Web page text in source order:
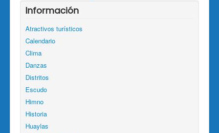
Información
Atractivos turísticos
Calendario
Clima
Danzas
Distritos
Escudo
Himno
Historia
Huaylas